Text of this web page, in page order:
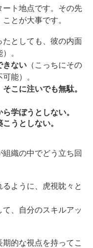
ート地点です。その先
とが大事です。
たとしても、彼の内面
。
きない （こっちにその
能）。
こに注いでも無駄。
学ぼうとしない。
うとしない。
織の中でどう立ち回
るように、虎視眈々と
て、自分のスキルアッ
的な視点を持ってこ